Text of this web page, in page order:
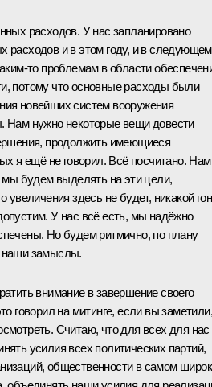
расходов. У нас запланировано
расходов и в этом году, и в
то проблемам в области
потому что основные расходы были
новейших систем вооружения
Нам нужно некоторые вещи довести
продолжить имеющиеся
я ещё не говорил. Всё посчитано. Нам
мы будем выделять на эти цели,
увеличения здесь не будет, никакой
У нас всё есть, мы надёжно
Но будем ритмично, по плану
наши замыслы.
внимание в завершение своего
говорил на митинге, если вы
Считаю, что для всех для нас
усилия всех политических партий,
общественности в самом